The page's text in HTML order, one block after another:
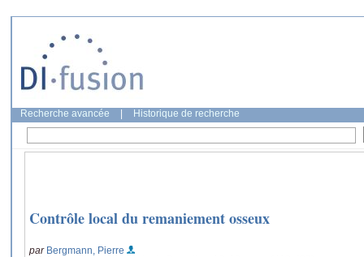
Recherche avancée Historique de recherche
Contrôle local du remaniement osseux
par Bergmann, Pierre